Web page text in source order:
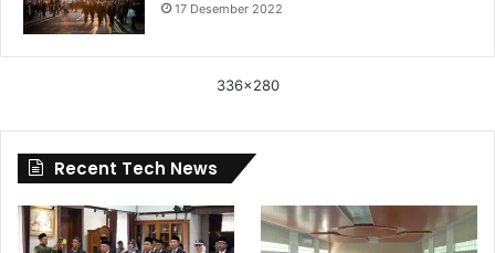
17 Desember 2022
336x280
Recent Tech News